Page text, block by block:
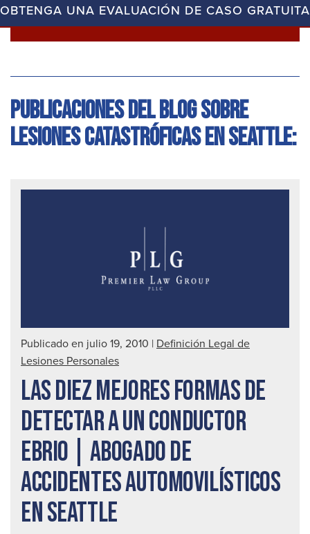
OBTENGA UNA EVALUACIÓN DE CASO GRATUITA
Publicaciones del blog sobre
lesiones catastróficas en Seattle:
Publicado en julio 19, 2010 | Definición Legal de
Lesiones Personales
LAS DIEZ MEJORES FORMAS DE
DETECTAR A UN CONDUCTOR
EBRIO | ABOGADO DE
ACCIDENTES AUTOMOVILÍSTICOS
EN SEATTLE